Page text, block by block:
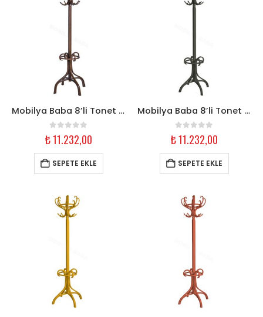
Mobilya Baba 8’li Tonet Askılık – Ceviz Ahşap
0out of 5
₺11.232,00
SEPETE EKLE
Mobilya Baba 8’li Tonet Askılık – Füme Ahşap
0out of 5
₺11.232,00
SEPETE EKLE